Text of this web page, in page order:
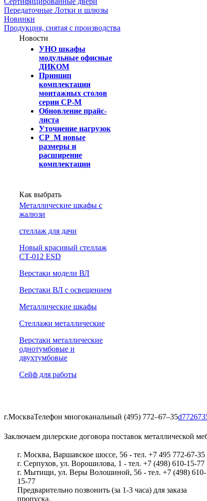
Передаточные Лотки и шлюзы
Новинки
Продукция, снятая с производства
Новости
УНО шкафы
модульные офисные
ДИКОМ
Принцип
комплектации
монтажных столов
серии СР-М
Обновление прайс-
листа
Уточнение нагрузок
СР_М новые
размеры и
расширение
комплектации
Как выбрать
Металлические шкафы с
жалюзи
cтеллаж для дачи
Новый красивый стеллаж
СТ-012 ESD
Верстаки модели ВЛ
Верстаки ВЛ с освещением
Металлические шкафы
Стеллажи металлические
Верстаки металлические
однотумбовые и
двухтумбовые
Сейф для работы
г.МоскваТелефон многоканальный (495) 772‒67‒35
Заключаем дилерские договора поставок металлической
г. Москва, Варшавское шоссе, 56 - тел. +7 495 772-67-35
г. Серпухов, ул. Ворошилова, 1 - тел. +7 (498) 610-15-77
г. Мытищи, ул. Веры Волошиной, 56 - тел. +7 (498) 610-
15-77
Предварительно позвонить (за 1-3 часа) для заказа
пропуска.